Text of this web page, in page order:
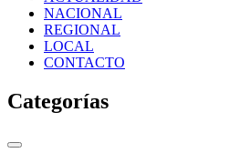
NACIONAL
REGIONAL
LOCAL
CONTACTO
Categorías